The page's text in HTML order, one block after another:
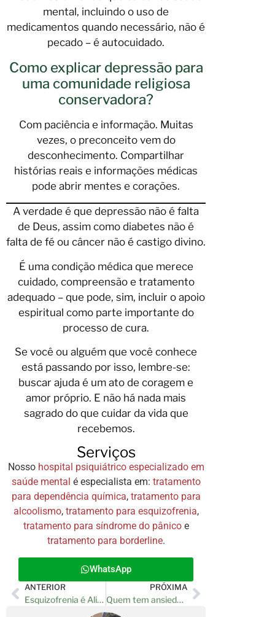
mental, incluindo o uso de
medicamentos quando necessário, não é
pecado – é autocuidado.
Como explicar depressão para
uma comunidade religiosa
conservadora?
Com paciência e informação. Muitas
vezes, o preconceito vem do
desconhecimento. Compartilhar
histórias reais e informações médicas
pode abrir mentes e corações.
A verdade é que depressão não é falta
de Deus, assim como diabetes não é
falta de fé ou câncer não é castigo divino.
É uma condição médica que merece
cuidado, compreensão e tratamento
adequado – que pode, sim, incluir o apoio
espiritual como parte importante do
processo de cura.
Se você ou alguém que você conhece
está passando por isso, lembre-se:
buscar ajuda é um ato de coragem e
amor próprio. E não há nada mais
sagrado do que cuidar da vida que
recebemos.
Serviços
Nosso hospital psiquiátrico especializado em
saúde mental é especialista em: tratamento
para dependência química, tratamento para
alcoolismo, tratamento para esquizofrenia,
tratamento para síndrome do pânicoe
tratamento para borderline.
WhatsApp
ANTERIOR
Esquizofrenia é Alienação Mental? Entenda Sobre
PRÓXIMA
Quem tem ansiedade pode tomar pré treino? Entenda